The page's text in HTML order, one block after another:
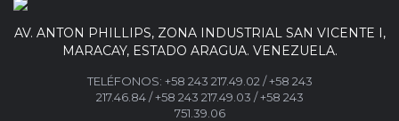
AV. ANTON PHILLIPS, ZONA INDUSTRIAL SAN VICENTE I,
MARACAY, ESTADO ARAGUA. VENEZUELA.
TELÉFONOS: +58 243 217.49.02/+58 243
217.46.84/+58 243 217.49.03 /+58 243
751.39.06